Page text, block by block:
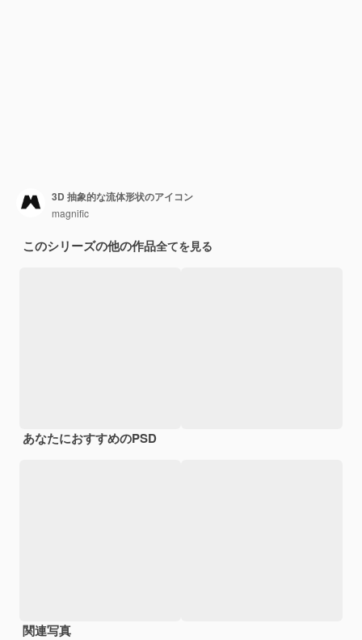
3D 抽象的な流体形状のアイコン
magnific
このシリーズの他の作品全てを見る
あなたにおすすめのPSD
関連写真